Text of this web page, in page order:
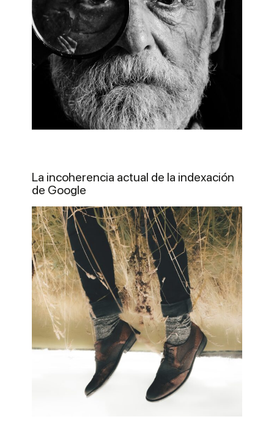
La incoherencia actual de la indexación
de Google